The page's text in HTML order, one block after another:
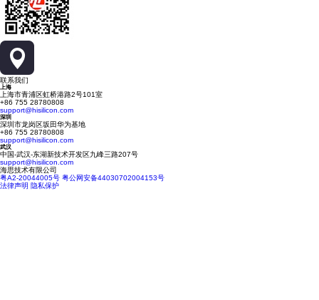
联系我们
上海
上海市青浦区虹桥港路2号101室
+86 755 28780808
support@hisilicon.com
深圳
深圳市龙岗区坂田华为基地
+86 755 28780808
support@hisilicon.com
武汉
中国-武汉-东湖新技术开发区九峰三路207号
support@hisilicon.com
海思技术有限公司
粤A2-20044005号 粤公网安备44030702004153号
法律声明 隐私保护